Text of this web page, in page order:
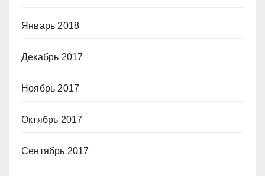
Январь 2018
Декабрь 2017
Ноябрь 2017
Октябрь 2017
Сентябрь 2017